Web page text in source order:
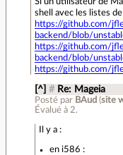
shell avec les listes
https://github.com/
backend/blob/
https://github.com/
backend/blob/
https://github.com/
[^] # Re: Mageia
Posté par BAud (site
Évalué à 2.
Il y a :
en i586 :